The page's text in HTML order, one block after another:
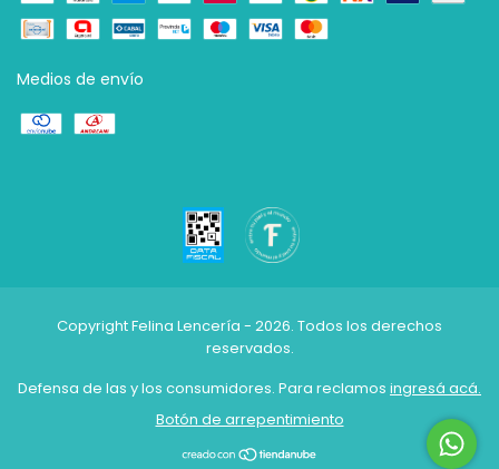
Medios de envío
Copyright Felina Lencería - 2026. Todos los derechos
reservados.
Defensa de las y los consumidores. Para reclamos ingresá acá.
Botón de arrepentimiento